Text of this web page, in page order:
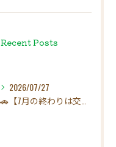
Recent Posts
2026/07/27